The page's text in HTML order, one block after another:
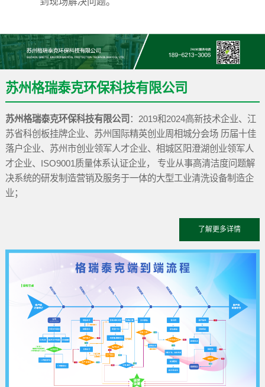
苏州格瑞泰克环保科技有限公司
苏州格瑞泰克环保科技有限公司 ：2019和2024高新技术企业、江
苏省科创板挂牌企业、苏州国际精英创业周相城分会场 历届十佳
落户企业、苏州市创业领军人才企业、相城区阳澄湖创业领军人
才企业、ISO9001质量体系认证企业，
专业从事高清洁度问题解
决系统的研发制造营销及服务于一体的大型工业清洗设备制造企
业；
了解更多详情